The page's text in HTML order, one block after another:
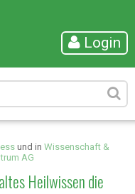
Login
und in Wissenschaft &
AG
Heilwissen die